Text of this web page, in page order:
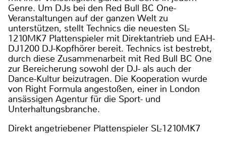
Genre. Um DJs bei den Red Bull BC One-
Veranstaltungen auf der ganzen Welt zu
unterstützen, stellt Technics die neuesten SL-
1210MK7 Plattenspieler mit Direktantrieb und EAH-
DJ1200 DJ-Kopfhörer bereit. Technics ist bestrebt,
durch diese Zusammenarbeit mit Red Bull BC One
zur Bereicherung sowohl der DJ- als auch der
Dance-Kultur beizutragen. Die Kooperation wurde
von Right Formula angestoßen, einer in London
ansässigen Agentur für die Sport- und
Unterhaltungsbranche.
Direkt angetriebener Plattenspieler SL-1210MK7